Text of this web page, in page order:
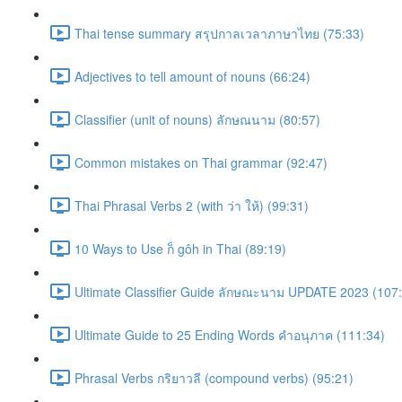
Thai tense summary สรุปกาลเวลาภาษาไทย (75:33)
Adjectives to tell amount of nouns (66:24)
Classifier (unit of nouns) ลักษณนาม (80:57)
Common mistakes on Thai grammar (92:47)
Thai Phrasal Verbs 2 (with ว่า ให้) (99:31)
10 Ways to Use ก็ gôh in Thai (89:19)
Ultimate Classifier Guide ลักษณะนาม UPDATE 2023
Ultimate Guide to 25 Ending Words คำอนุภาค (111:34)
Phrasal Verbs กริยาวลี (compound verbs) (95:21)